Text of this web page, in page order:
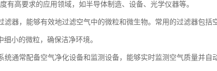
有高要求的应用领域，如半导体制造、设备、光学仪器等。
滤器，能够有效地过滤空气中的微粒和微生物。常用的过滤器包括
小的微粒，确保洁净环境。
统通常配备空气净化设备和监测设备，能够实时监测空气质量并自